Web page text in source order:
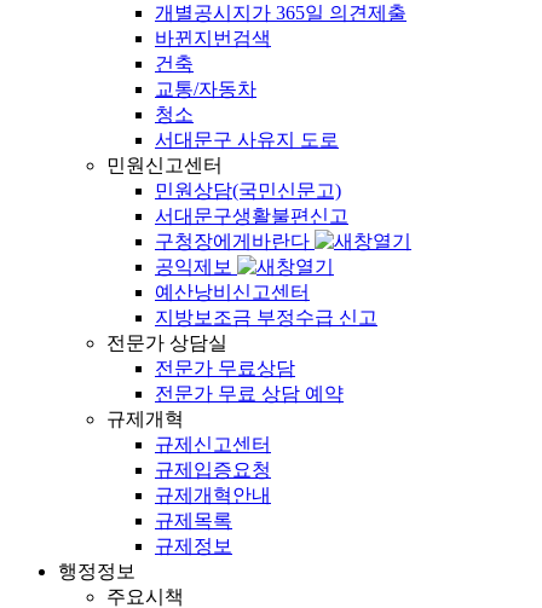
개별공시지가 365일 의견제출
바뀐지번검색
건축
교통/자동차
청소
서대문구 사유지 도로
민원신고센터
민원상담(국민신문고)
서대문구생활불편신고
구청장에게바란다
공익제보
예산낭비신고센터
지방보조금 부정수급 신고
전문가 상담실
전문가 무료상담
전문가 무료 상담 예약
규제개혁
규제신고센터
규제입증요청
규제개혁안내
규제목록
규제정보
행정정보
주요시책